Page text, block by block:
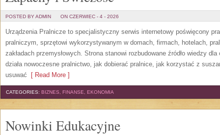
POSTED BY ADMIN ON CZERWIEC - 4 - 2026
Urządzenia Pralnicze to specjalistyczny serwis internetowy poświęcony
pralniczym, sprzętowi wykorzystywanym w domach, firmach, hotelach,
zakładach przemysłowych. Strona stanowi rozbudowane źródło wiedzy
działa nowoczesne pralnictwo, jak dobierać pralnice, jak korzystać z
usuwać [ Read More ]
CATEGORIES: BIZNES, FINANSE, EKONOMIA
Nowinki Edukacyjne